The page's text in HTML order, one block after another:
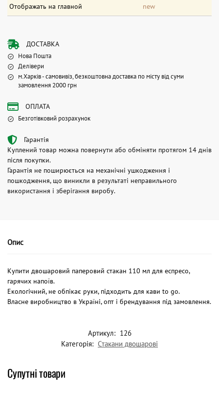
Отображать на главной new
ДОСТАВКА
Нова Пошта
Делівери
м.Харків - самовивіз, безкоштовна доставка по місту від суми
замовлення 2000 грн
ОПЛАТА
Безготівковий розрахунок
Гарантія
Куплений товар можна повернути або обміняти протягом 14 днів
після покупки.
Гарантія не поширюється на механічні ушкодження і
пошкодження, що виникли в результаті неправильного
використання і зберігання виробу.
Опис
Купити двошаровий паперовий стакан 110 мл для еспресо,
гарячих напоїв.
Екологічний, не обпікає руки, підходить для кави to go.
Власне виробництво в Україні, опт і брендування під замовлення.
Артикул: 126
Категорія: Стакани двошарові
Супутні товари